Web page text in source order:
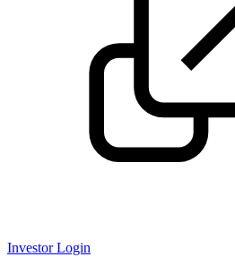
Investor Login